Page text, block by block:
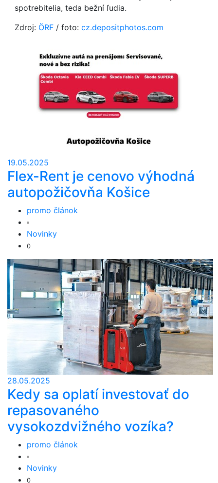
spotrebitelia, teda bežní ľudia.
Zdroj: ÖRF / foto: cz.depositphotos.com
19.05.2025
Flex-Rent je cenovo výhodná
autopožičovňa Košice
promo článok
Novinky
0
28.05.2025
Kedy sa oplatí investovať do
repasovaného
vysokozdvižného vozíka?
promo článok
Novinky
0